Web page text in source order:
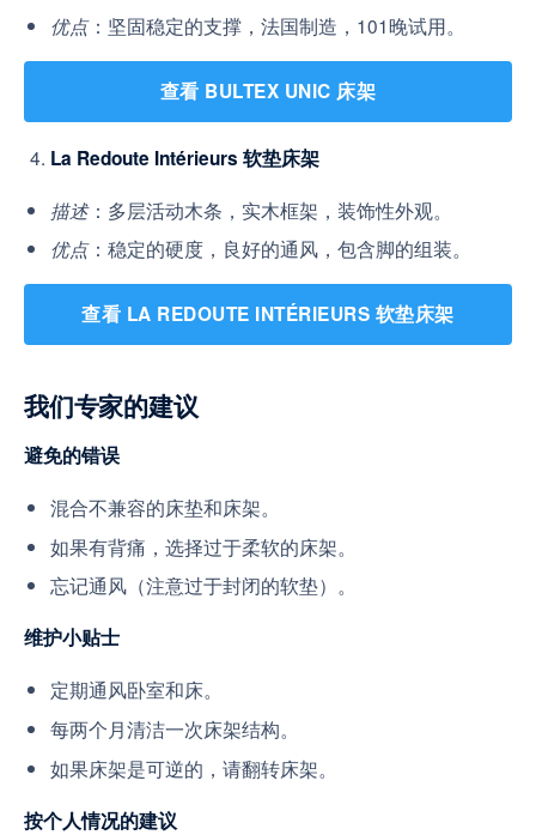
优点：坚固稳定的支撑，法国制造，101晚试用。
查看 BULTEX UNIC 床架
La Redoute Intérieurs 软垫床架
描述：多层活动木条，实木框架，装饰性外观。
优点：稳定的硬度，良好的通风，包含脚的组装。
查看 LA REDOUTE INTÉRIEURS 软垫床架
我们专家的建议
避免的错误
混合不兼容的床垫和床架。
如果有背痛，选择过于柔软的床架。
忘记通风（注意过于封闭的软垫）。
维护小贴士
定期通风卧室和床。
每两个月清洁一次床架结构。
如果床架是可逆的，请翻转床架。
按个人情况的建议